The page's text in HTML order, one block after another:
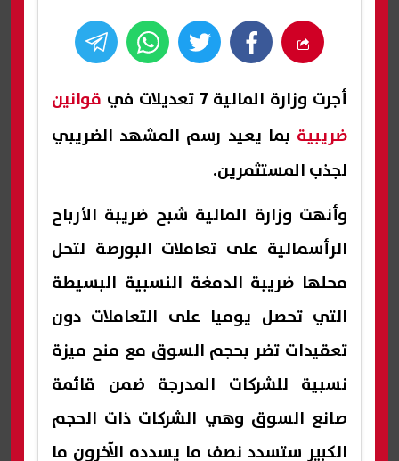
أجرت وزارة المالية 7 تعديلات في
قوانين
ضريبية بما يعيد رسم المشهد الضريبي
لجذب المستثمرين.
وأنهت وزارة المالية شبح ضريبة الأرباح
الرأسمالية على تعاملات البورصة لتحل
محلها ضريبة الدمغة النسبية البسيطة
التي تحصل يوميا على التعاملات دون
تعقيدات تضر بحجم السوق مع منح ميزة
نسبية للشركات المدرجة ضمن قائمة
صانع السوق وهي الشركات ذات الحجم
الكبير ستسدد نصف ما يسدده الآخرون ما